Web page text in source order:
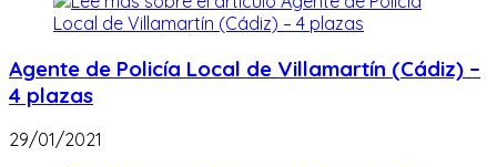
Agente de Policía Local de Villamartín (Cádiz) –
4 plazas
29/01/2021